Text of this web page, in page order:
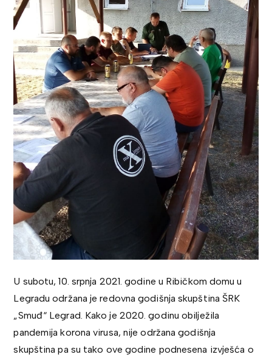
U subotu, 10. srpnja 2021. godine u Ribičkom domu u
Legradu održana je redovna godišnja skupština ŠRK
„Smuđ“ Legrad. Kako je 2020. godinu obilježila
pandemija korona virusa, nije održana godišnja
skupština pa su tako ove godine podnesena izvješća o